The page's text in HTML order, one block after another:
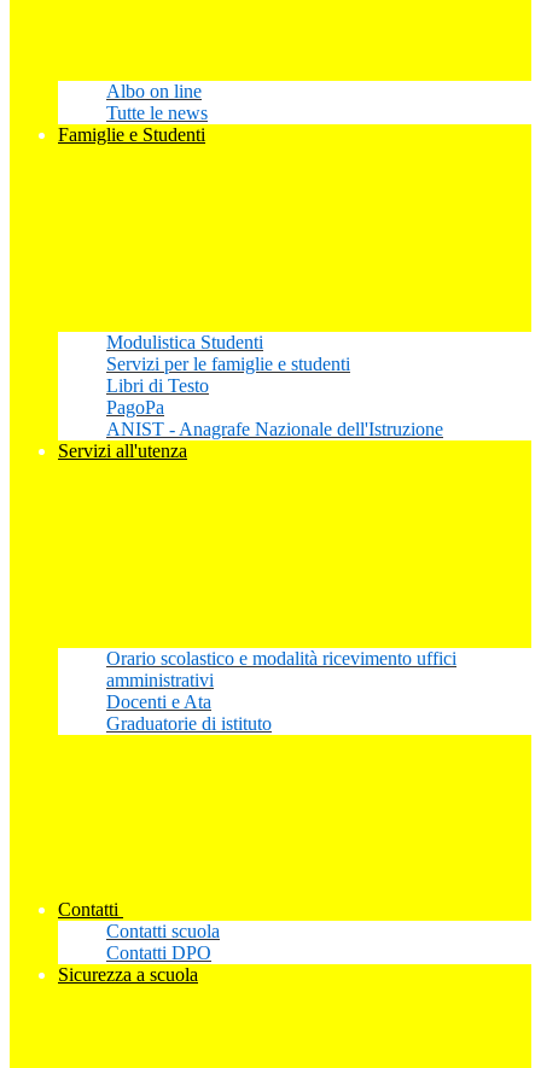
Albo on line
Tutte le news
Famiglie e Studenti
Modulistica Studenti
Servizi per le famiglie e studenti
Libri di Testo
PagoPa
ANIST - Anagrafe Nazionale dell'Istruzione
Servizi all'utenza
Orario scolastico e modalità ricevimento uffici
amministrativi
Docenti e Ata
Graduatorie di istituto
Contatti
Contatti scuola
Contatti DPO
Sicurezza a scuola